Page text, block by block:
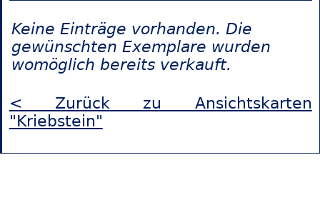
Keine Einträge vorhanden. Die
gewünschten Exemplare wurden
womöglich bereits verkauft.
< Zurück zu Ansichtskarten
"Kriebstein"